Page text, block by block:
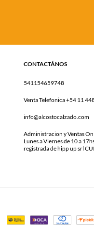
CONTACTÁNOS
541154659748
Venta Telefonica +54 11
info@alcostocalzado.com
Administracion y Ventas
Lunes a Viernes de 10 a
registrada de hipp up srl